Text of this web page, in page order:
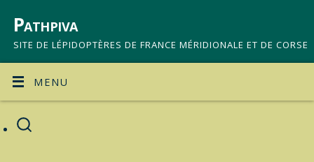
Pathpiva
SITE DE LÉPIDOPTÈRES DE FRANCE MÉRIDIONALE ET DE CORSE
MENU